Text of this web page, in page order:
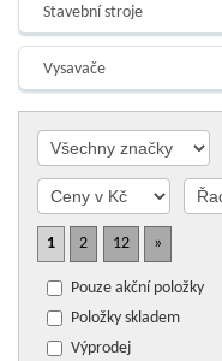
Stavební stroje
Vysavače
1 2 12 »
Pouze akční položky
Položky skladem
Výprodej